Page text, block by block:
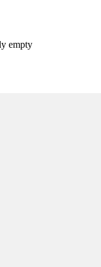
empty